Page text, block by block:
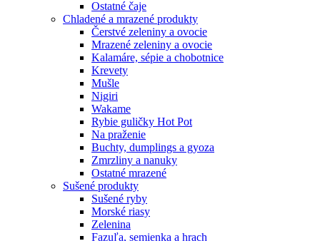
Ostatné čaje
Chladené a mrazené produkty
Čerstvé zeleniny a ovocie
Mrazené zeleniny a ovocie
Kalamáre, sépie a chobotnice
Krevety
Mušle
Nigiri
Wakame
Rybie guličky Hot Pot
Na praženie
Buchty, dumplings a gyoza
Zmrzliny a nanuky
Ostatné mrazené
Sušené produkty
Sušené ryby
Morské riasy
Zelenina
Fazuľa, semienka a hrach